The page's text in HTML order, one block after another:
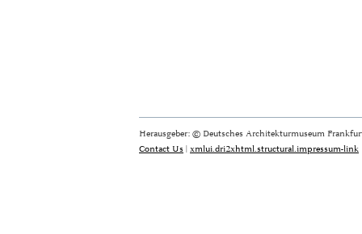
Herausgeber: © Deutsches Architekturmuseum
Contact Us | xmlui.dri2xhtml.structural.impressum-link